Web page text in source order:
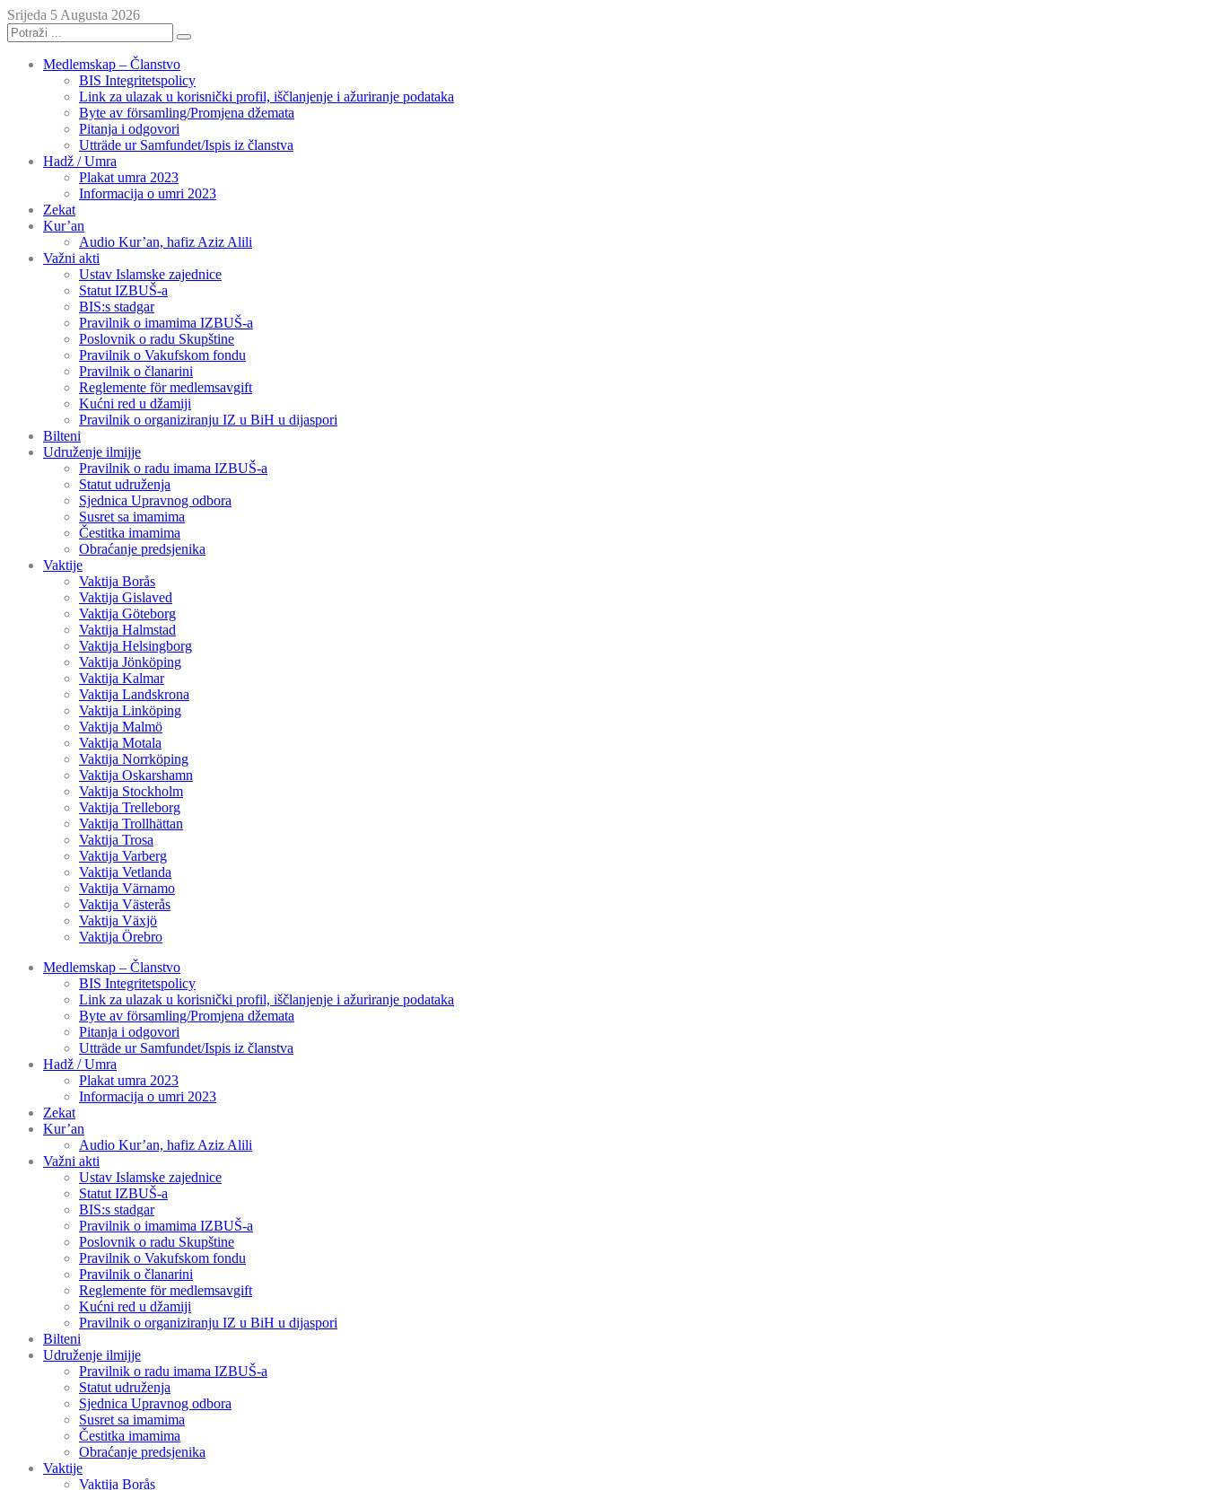
Srijeda 5 Augusta 2026
Medlemskap – Članstvo
BIS Integritetspolicy
Link za ulazak u korisnički profil, iščlanjenje i ažuriranje podataka
Byte av församling/Promjena džemata
Pitanja i odgovori
Utträde ur Samfundet/Ispis iz članstva
Hadž / Umra
Plakat umra 2023
Informacija o umri 2023
Zekat
Kur’an
Audio Kur’an, hafiz Aziz Alili
Važni akti
Ustav Islamske zajednice
Statut IZBUŠ-a
BIS:s stadgar
Pravilnik o imamima IZBUŠ-a
Poslovnik o radu Skupštine
Pravilnik o Vakufskom fondu
Pravilnik o članarini
Reglemente för medlemsavgift
Kućni red u džamiji
Pravilnik o organiziranju IZ u BiH u dijaspori
Bilteni
Udruženje ilmijje
Pravilnik o radu imama IZBUŠ-a
Statut udruženja
Sjednica Upravnog odbora
Susret sa imamima
Čestitka imamima
Obraćanje predsjenika
Vaktije
Vaktija Borås
Vaktija Gislaved
Vaktija Göteborg
Vaktija Halmstad
Vaktija Helsingborg
Vaktija Jönköping
Vaktija Kalmar
Vaktija Landskrona
Vaktija Linköping
Vaktija Malmö
Vaktija Motala
Vaktija Norrköping
Vaktija Oskarshamn
Vaktija Stockholm
Vaktija Trelleborg
Vaktija Trollhättan
Vaktija Trosa
Vaktija Varberg
Vaktija Vetlanda
Vaktija Värnamo
Vaktija Västerås
Vaktija Växjö
Vaktija Örebro
Medlemskap – Članstvo
BIS Integritetspolicy
Link za ulazak u korisnički profil, iščlanjenje i ažuriranje podataka
Byte av församling/Promjena džemata
Pitanja i odgovori
Utträde ur Samfundet/Ispis iz članstva
Hadž / Umra
Plakat umra 2023
Informacija o umri 2023
Zekat
Kur’an
Audio Kur’an, hafiz Aziz Alili
Važni akti
Ustav Islamske zajednice
Statut IZBUŠ-a
BIS:s stadgar
Pravilnik o imamima IZBUŠ-a
Poslovnik o radu Skupštine
Pravilnik o Vakufskom fondu
Pravilnik o članarini
Reglemente för medlemsavgift
Kućni red u džamiji
Pravilnik o organiziranju IZ u BiH u dijaspori
Bilteni
Udruženje ilmijje
Pravilnik o radu imama IZBUŠ-a
Statut udruženja
Sjednica Upravnog odbora
Susret sa imamima
Čestitka imamima
Obraćanje predsjenika
Vaktije
Vaktija Borås